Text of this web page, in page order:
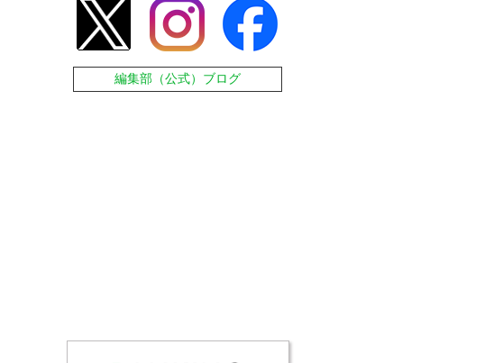
編集部（公式）ブログ